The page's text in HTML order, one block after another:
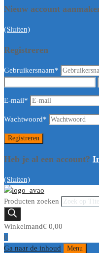
Nieuw account
(Sluiten)
Registreren
Gebruikersnaam*
E-mail*
Wachtwoord*
Heb je al een account?
(Sluiten)
Producten zoeken
Winkelmand€ 0,00
0
Ga naar de inhoud
Menu